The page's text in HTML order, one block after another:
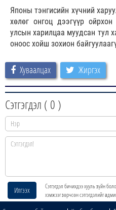
Японы тэнгисийн хүчний
хөлөг онгоц дээгүүр
улсын харилцаа муудсан тул
оноос хойш зохион
Хуваалцах Жиргэх
Сэтгэгдэл ( 0 )
Илгээх
Сэтгэгдэл бичихдээ хууль зүйн
хэмжээг зөрчсөн сэтгэгдэлийг